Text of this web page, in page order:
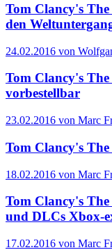
Tom Clancy's
den
24.02.2016 von
Tom Clancy's
vorbestellbar
23.02.2016 von Marc
Tom Clancy's
18.02.2016 von Marc
Tom Clancy's
und DLCs Xbox-
17.02.2016 von Marc